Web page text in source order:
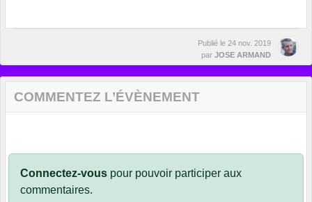
Publié le 24 nov. 2019
par JOSE ARMAND
COMMENTEZ L’ÉVÈNEMENT
Connectez-vous pour pouvoir participer aux
commentaires.